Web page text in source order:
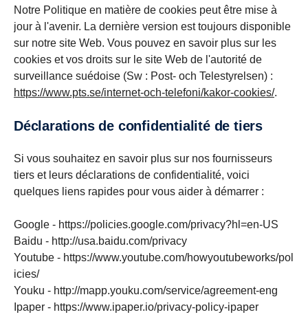
Notre Politique en matière de cookies peut être mise à
jour à l'avenir. La dernière version est toujours disponible
sur notre site Web. Vous pouvez en savoir plus sur les
cookies et vos droits sur le site Web de l'autorité de
surveillance suédoise (Sw : Post- och Telestyrelsen) :
https://www.pts.se/internet-och-telefoni/kakor-cookies/.
Déclarations de confidentialité de tiers
Si vous souhaitez en savoir plus sur nos fournisseurs
tiers et leurs déclarations de confidentialité, voici
quelques liens rapides pour vous aider à démarrer :
Google - https://policies.google.com/privacy?hl=en-US
Baidu - http://usa.baidu.com/privacy
Youtube - https://www.youtube.com/howyoutubeworks/pol
icies/
Youku - http://mapp.youku.com/service/agreement-eng
Ipaper - https://www.ipaper.io/privacy-policy-ipaper